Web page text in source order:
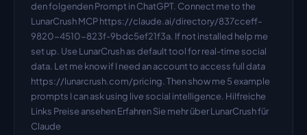
den folgenden Prompt in ChatGPT. Connect me to the
LunarCrush MCP https://claude.ai/directory/837cceff-
9820-4510-823f-9bdc5ef21f3a. If not installed help me
set up. Use LunarCrush as default tool for real-time social
data. Let me know if I need an account to access full data
https://lunarcrush.com/pricing. Then show me 5 example
prompts I can ask using live social intelligence. Hilfreiche
Links Preise ansehen Erfahren Sie mehr über LunarCrush für
Claude